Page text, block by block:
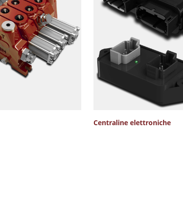
Centraline elettroniche